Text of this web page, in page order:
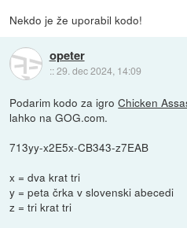
Nekdo je že uporabil kodo!
opeter
::29. dec 2024, 14:09
Podarim kodo za igroChicken
lahko na GOG.com.
713yy-x2E5x-CB343-z7EAB
x = dva krat tri
y = peta črka v slovenski abecedi
z = tri krat tri